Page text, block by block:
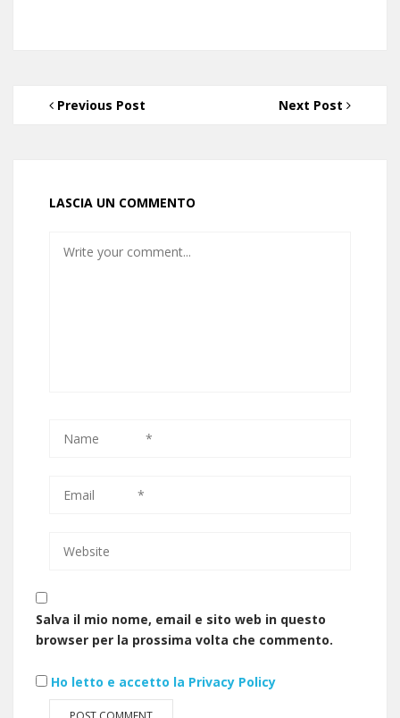
Previous Post Next Post
LASCIA UN COMMENTO
Salva il mio nome, email e sito web in questo
browser per la prossima volta che commento.
Ho letto e accetto la Privacy Policy